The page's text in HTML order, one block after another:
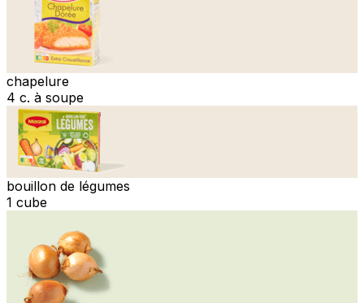
chapelure
4 c. à soupe
bouillon de légumes
1 cube